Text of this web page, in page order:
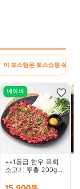
링크 활동의 일환
네이버
++1등급 한우 육회
소고기 투뿔 200g